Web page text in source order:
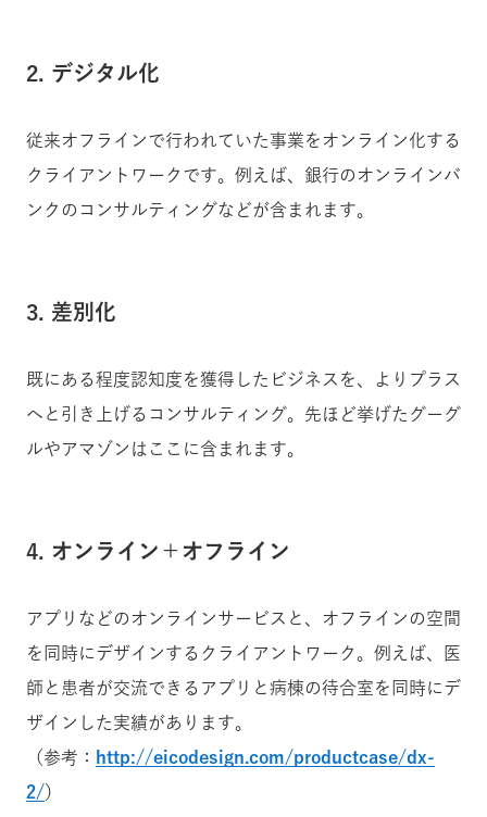
2. デジタル化
従来オフラインで行われていた事業をオンライン化する
クライアントワークです。例えば、銀行のオンラインバ
ンクのコンサルティングなどが含まれます。
3. 差別化
既にある程度認知度を獲得したビジネスを、よりプラス
へと引き上げるコンサルティング。先ほど挙げたグーグ
ルやアマゾンはここに含まれます。
4. オンライン＋オフライン
アプリなどのオンラインサービスと、オフラインの空間
を同時にデザインするクライアントワーク。例えば、医
師と患者が交流できるアプリと病棟の待合室を同時にデ
ザインした実績があります。
（参考：
http://eicodesign.com/productcase/dx-
2/）